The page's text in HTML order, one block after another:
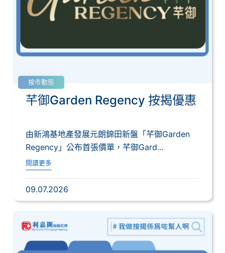
按市動態
芊御Garden Regency 按揭優惠
由新鴻基地產發展元朗錦田新盤「芊御Garden
Regency」公布首張價單，芊御Gard...
閱讀更多
09.07.2026